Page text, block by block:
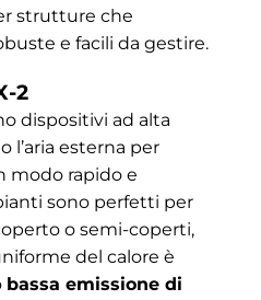
strutture che
e facili da gestire.
2
dispositivi ad alta
l’aria esterna per
modo rapido e
sono perfetti per
o semi-coperti,
del calore è
bassa emissione di